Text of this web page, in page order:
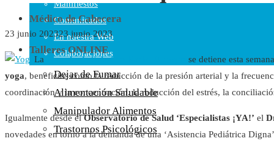
Manifiestos
Comunicados
En nuestra Web
Colaboraciones
Cartas al Director
Vídeos
Audio
Médico de Cabecera
Talleres ONLINE
Dejar de Fumar
Alimentación Saludable
Manipulador Alimentos
Trastornos Psicológicos
23 junio 202323 junio 2023
La Escuela de Salud de Radio Ubrique se detiene esta
yoga, beneficios como la reducción de la presión arterial y la
coordinación y la concentración, la reducción del estrés, la
Igualmente desde elObservatorio de Salud ‘Especialistas ¡YA!’ el
novedades en torno a la demanda de una ‘Asistencia Pediátrica